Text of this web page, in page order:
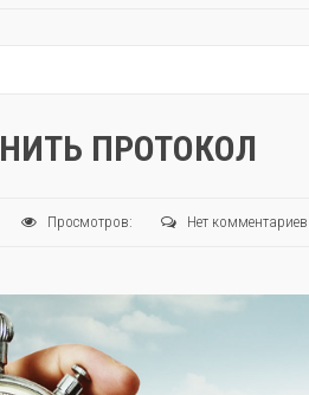
ПРОТОКОЛ
Просмотров: Нет комментариев